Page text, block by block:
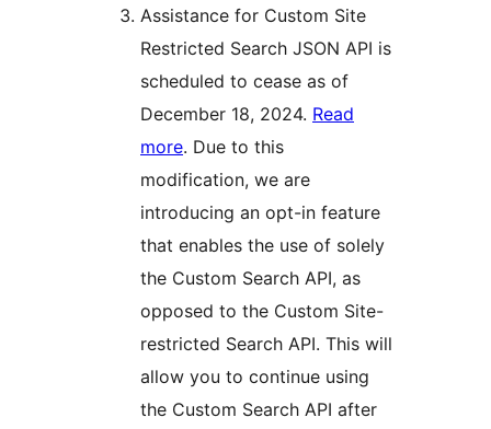
Assistance for Custom Site
Restricted Search JSON API is
scheduled to cease as of
December 18, 2024. Read
more. Due to this
modification, we are
introducing an opt-in feature
that enables the use of solely
the Custom Search API, as
opposed to the Custom Site-
restricted Search API. This will
allow you to continue using
the Custom Search API after